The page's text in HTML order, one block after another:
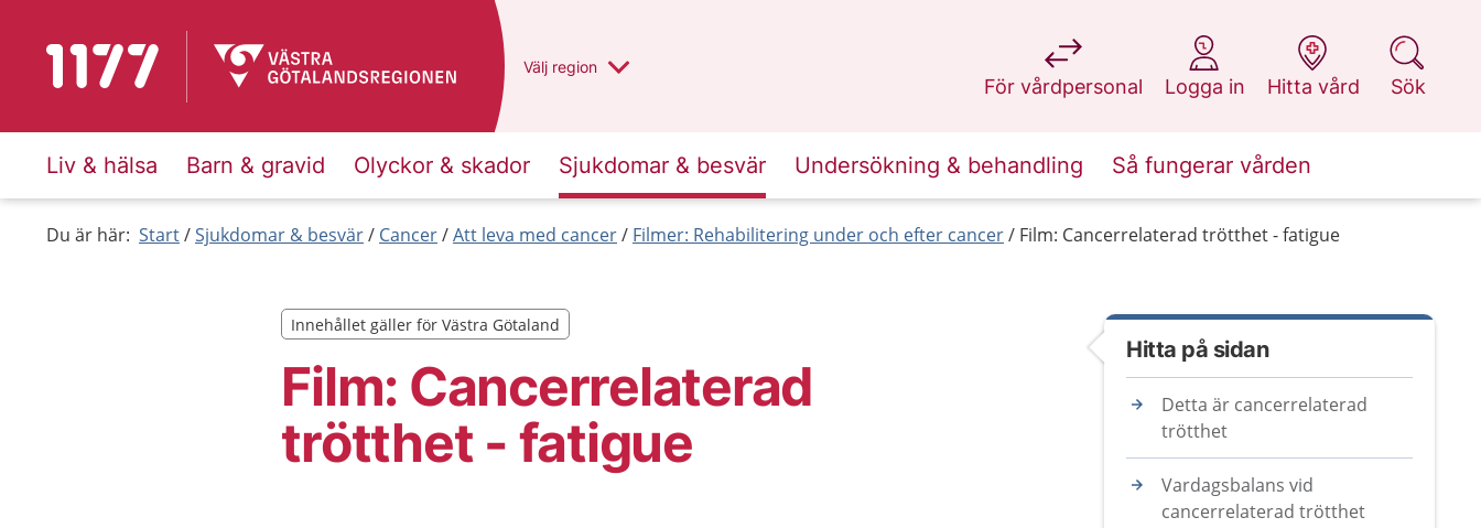
Till startsidan för 1177 Du har valt region
Välj en annan
region
För vårdpersonal
på 1177.se
Logga in
på 1177.se
Hitta vård
på 1177.se
Sök
på 1177.se
Liv & hälsa Barn & gravid Olyckor & skador Sjukdomar & besvär Undersökning & behandling Så fungerar vården
Du är här: Start Sjukdomar & besvär Cancer Att leva med cancer Filmer: Rehabilitering under och efter cancer Film: Cancerrelaterad trötthet - fatigue
Film: Cancerrelaterad
trötthet - fatigue
Innehållet gäller för Västra Götaland
Innehållet gäller för Västra Götaland
Hitta på sidan
Detta är cancerrelaterad
trötthet
Vardagsbalans vid
cancerrelaterad trötthet